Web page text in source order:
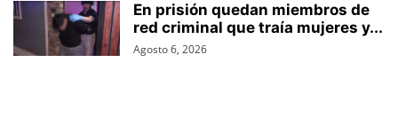
En prisión quedan miembros de
red criminal que traía mujeres y...
Agosto 6, 2026